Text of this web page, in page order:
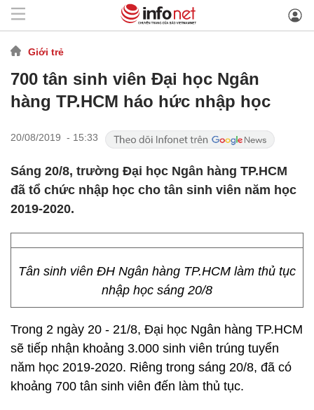
Giới trẻ
700 tân sinh viên Đại học Ngân
hàng TP.HCM háo hức nhập học
20/08/2019 - 15:33
Sáng 20/8, trường Đại học Ngân hàng TP.HCM
đã tổ chức nhập học cho tân sinh viên năm học
2019-2020.
Tân sinh viên ĐH Ngân hàng TP.HCM làm thủ tục
nhập học sáng 20/8
Trong 2 ngày 20 - 21/8, Đại học Ngân hàng TP.HCM
sẽ tiếp nhận khoảng 3.000 sinh viên trúng tuyển
năm học 2019-2020. Riêng trong sáng 20/8, đã có
khoảng 700 tân sinh viên đến làm thủ tục.